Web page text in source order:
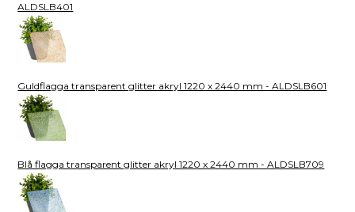
ALDSLB401
Guldflagga transparent glitter akryl 1220 x 2440 mm - ALDSLB601
Blå flagga transparent glitter akryl 1220 x 2440 mm - ALDSLB709